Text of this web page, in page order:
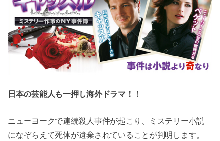
日本の芸能人も一押し海外ドラマ！！
ニューヨークで連続殺人事件が起こり、ミステリー小説
になぞらえて死体が遺棄されていることが判明します。